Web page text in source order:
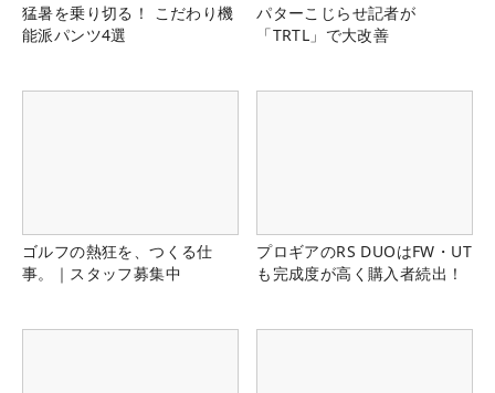
猛暑を乗り切る！ こだわり機
能派パンツ4選
パターこじらせ記者が
「TRTL」で大改善
ゴルフの熱狂を、つくる仕
事。｜スタッフ募集中
プロギアのRS DUOはFW・UT
も完成度が高く購入者続出！